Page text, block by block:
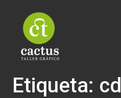
contenido
Cactus Taller Gráfico
Etiqueta: cd